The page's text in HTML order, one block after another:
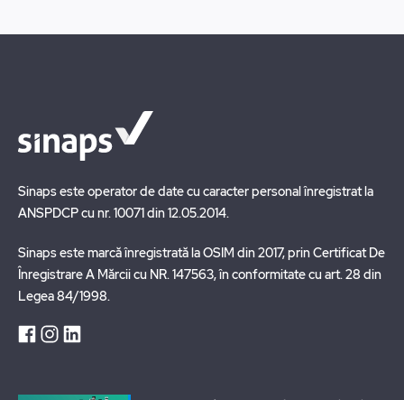
Sinaps este operator de date cu caracter personal înregistrat la
ANSPDCP cu nr. 10071 din 12.05.2014.
Sinaps este marcă înregistrată la OSIM din 2017, prin Certificat De
Înregistrare A Mărcii cu NR. 147563, în conformitate cu art. 28 din
Legea 84/1998.